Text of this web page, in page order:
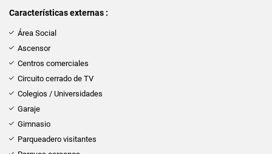
Características externas :
Área Social
Ascensor
Centros comerciales
Circuito cerrado de TV
Colegios / Universidades
Garaje
Gimnasio
Parqueadero visitantes